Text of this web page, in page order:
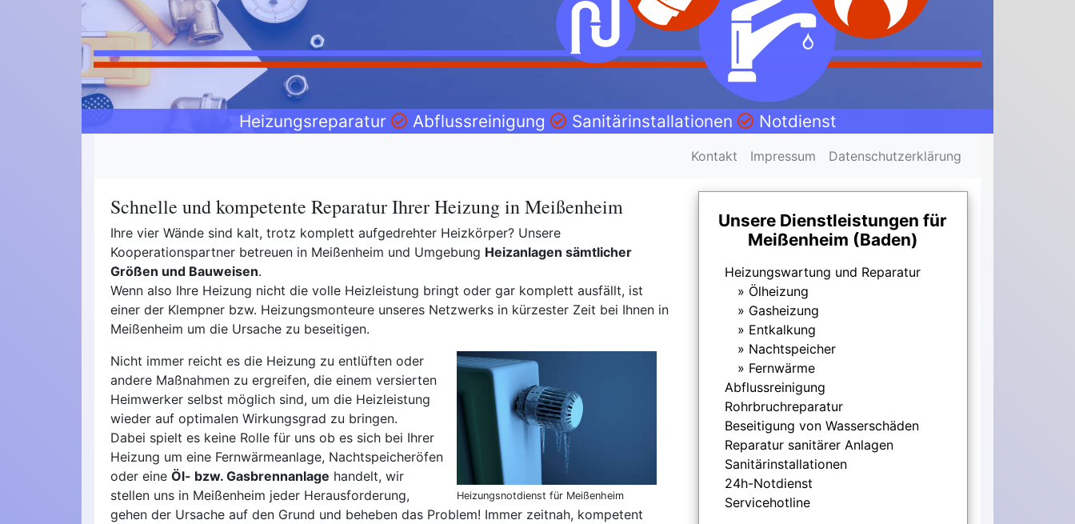
Heizungsreparatur Abflussreinigung Sanitärinstallationen Notdienst
Kontakt Impressum Datenschutzerklärung
Schnelle und kompetente Reparatur Ihrer Heizung in Meißenheim
Ihre vier Wände sind kalt, trotz komplett aufgedrehter Heizkörper? Unsere
Kooperationspartner betreuen in Meißenheim und Umgebung Heizanlagen sämtlicher
Größen und Bauweisen.
Wenn also Ihre Heizung nicht die volle Heizleistung bringt oder gar komplett ausfällt, ist
einer der Klempner bzw. Heizungsmonteure unseres Netzwerks in kürzester Zeit bei Ihnen in
Meißenheim um die Ursache zu beseitigen.
Heizungsnotdienst für Meißenheim
Nicht immer reicht es die Heizung zu entlüften oder
andere Maßnahmen zu ergreifen, die einem versierten
Heimwerker selbst möglich sind, um die Heizleistung
wieder auf optimalen Wirkungsgrad zu bringen.
Dabei spielt es keine Rolle für uns ob es sich bei Ihrer
Heizung um eine Fernwärmeanlage, Nachtspeicheröfen
oder eine Öl- bzw. Gasbrennanlage handelt, wir
stellen uns in Meißenheim jeder Herausforderung,
gehen der Ursache auf den Grund und beheben das Problem! Immer zeitnah, kompetent
Unsere Dienstleistungen für
Meißenheim (Baden)
Heizungswartung und Reparatur
Ölheizung
Gasheizung
Entkalkung
Nachtspeicher
Fernwärme
Abflussreinigung
Rohrbruchreparatur
Beseitigung von Wasserschäden
Reparatur sanitärer Anlagen
Sanitärinstallationen
24h-Notdienst
Servicehotline